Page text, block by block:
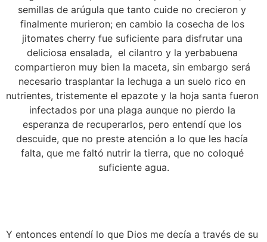
semillas de arúgula que tanto cuide no crecieron y
finalmente murieron; en cambio la cosecha de los
jitomates cherry fue suficiente para disfrutar una
deliciosa ensalada,  el cilantro y la yerbabuena
compartieron muy bien la maceta, sin embargo será
necesario trasplantar la lechuga a un suelo rico en
nutrientes, tristemente el epazote y la hoja santa fueron
infectados por una plaga aunque no pierdo la
esperanza de recuperarlos, pero entendí que los
descuide, que no preste atención a lo que les hacía
falta, que me faltó nutrir la tierra, que no coloqué
suficiente agua.
Y entonces entendí lo que Dios me decía a través de su